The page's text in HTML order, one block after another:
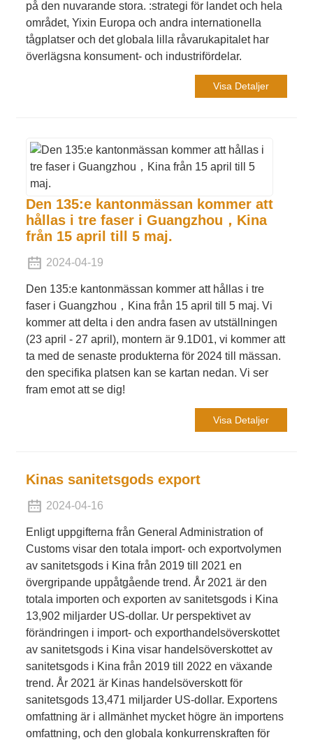
på den nuvarande stora. :strategi för landet och hela
området, Yixin Europa och andra internationella
tågplatser och det globala lilla råvarukapitalet har
överlägsna konsument- och industrifördelar.
Visa Detaljer
Den 135:e kantonmässan kommer att
hållas i tre faser i Guangzhou，Kina
från 15 april till 5 maj.
2024-04-19
Den 135:e kantonmässan kommer att hållas i tre
faser i Guangzhou，Kina från 15 april till 5 maj. Vi
kommer att delta i den andra fasen av utställningen
(23 april - 27 april), montern är 9.1D01, vi kommer att
ta med de senaste produkterna för 2024 till mässan.
den specifika platsen kan se kartan nedan. Vi ser
fram emot att se dig!
Visa Detaljer
Kinas sanitetsgods export
2024-04-16
Enligt uppgifterna från General Administration of
Customs visar den totala import- och exportvolymen
av sanitetsgods i Kina från 2019 till 2021 en
övergripande uppåtgående trend. År 2021 är den
totala importen och exporten av sanitetsgods i Kina
13,902 miljarder US-dollar. Ur perspektivet av
förändringen i import- och exporthandelsöverskottet
av sanitetsgods i Kina visar handelsöverskottet av
sanitetsgods i Kina från 2019 till 2022 en växande
trend. År 2021 är Kinas handelsöverskott för
sanitetsgods 13,471 miljarder US-dollar. Exportens
omfattning är i allmänhet mycket högre än importens
omfattning, och den globala konkurrenskraften för